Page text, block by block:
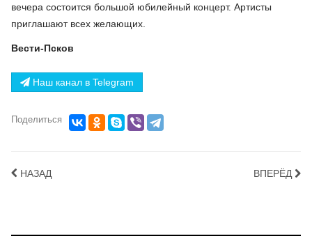
вечера состоится большой юбилейный концерт. Артисты
приглашают всех желающих.
Вести-Псков
Наш канал в Telegram
Поделиться
НАЗАД ВПЕРЁД